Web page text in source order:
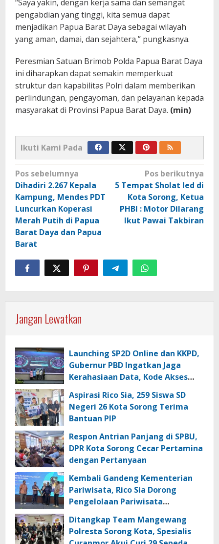
“Saya yakin, dengan kerja sama dan semangat
pengabdian yang tinggi, kita semua dapat
menjadikan Papua Barat Daya sebagai wilayah
yang aman, damai, dan sejahtera,” pungkasnya.
Peresmian Satuan Brimob Polda Papua Barat Daya
ini diharapkan dapat semakin memperkuat
struktur dan kapabilitas Polri dalam memberikan
perlindungan, pengayoman, dan pelayanan kepada
masyarakat di Provinsi Papua Barat Daya. (min)
Ikuti Kami Pada
Navigasi
pos
Pos sebelumnya
Dihadiri 2.267 Kepala
Kampung, Mendes PDT
Luncurkan Koperasi
Merah Putih di Papua
Barat Daya dan Papua
Barat
Pos berikutnya
5 Tempat Sholat Ied di
Kota Sorong, Ketua
PHBI : Motor Dilarang
Ikut Pawai Takbiran
Jangan Lewatkan
Launching SP2D Online dan KKPD,
Gubernur PBD Ingatkan Jaga
Kerahasiaan Data, Kode Akses
Aspirasi Rico Sia, 259 Siswa SD
Negeri 26 Kota Sorong Terima
Bantuan PIP
Respon Antrian Panjang di SPBU,
DPR Kota Sorong Cecar Pertamina
dengan Pertanyaan
Kembali Gandeng Kementerian
Pariwisata, Rico Sia Dorong
Pengelolaan Pariwisata
Ditangkap Team Mangewang
Polresta Sorong Kota, Spesialis